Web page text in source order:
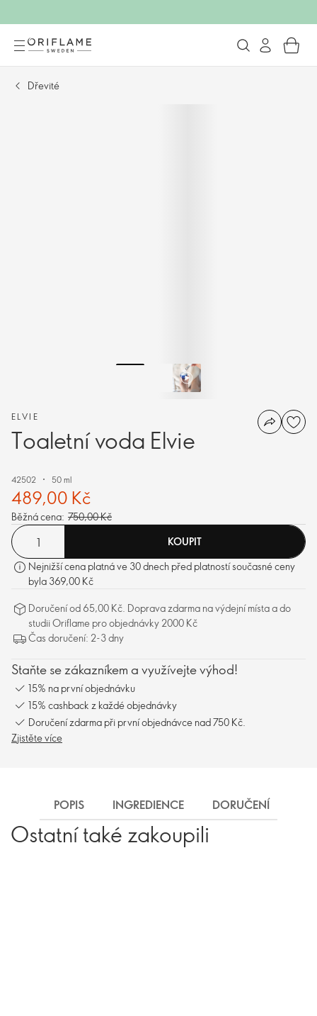
Dřevité
ELVIE
Toaletní voda Elvie
42502 50 ml
489,00 Kč
Běžná cena: 750,00 Kč
KOUPIT
Nejnižší cena platná ve 30 dnech před platností současné ceny
byla 369,00 Kč
Doručení od 65,00 Kč. Doprava zdarma na výdejní místa a do
studii Oriflame pro objednávky 2000 Kč
Čas doručení: 2-3 dny
Staňte se zákazníkem a využívejte výhod!
15% na první objednávku
15% cashback z každé objednávky
Doručení zdarma při první objednávce nad 750 Kč.
Zjistěte více
POPIS INGREDIENCE DORUČENÍ
Ostatní také zakoupili